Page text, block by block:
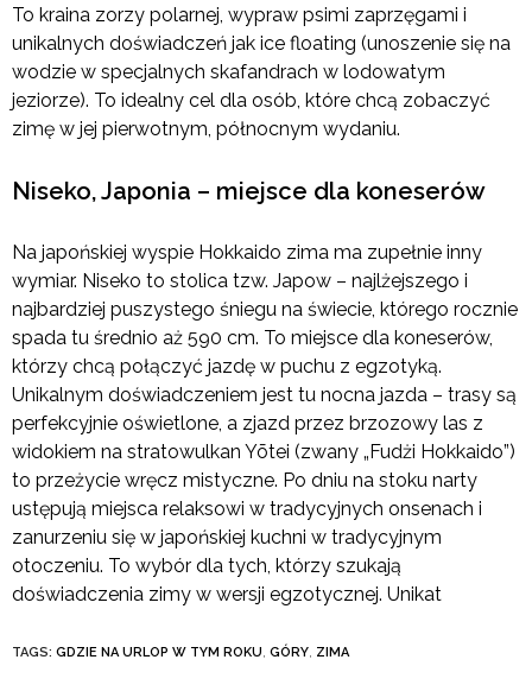
To kraina zorzy polarnej, wypraw psimi zaprzęgami i
unikalnych doświadczeń jak ice floating (unoszenie się na
wodzie w specjalnych skafandrach w lodowatym
jeziorze). To idealny cel dla osób, które chcą zobaczyć
zimę w jej pierwotnym, północnym wydaniu.
Niseko, Japonia – miejsce dla koneserów
Na japońskiej wyspie Hokkaido zima ma zupełnie inny
wymiar. Niseko to stolica tzw. Japow – najlżejszego i
najbardziej puszystego śniegu na świecie, którego rocznie
spada tu średnio aż 590 cm. To miejsce dla koneserów,
którzy chcą połączyć jazdę w puchu z egzotyką.
Unikalnym doświadczeniem jest tu nocna jazda – trasy są
perfekcyjnie oświetlone, a zjazd przez brzozowy las z
widokiem na stratowulkan Yōtei (zwany „Fudżi Hokkaido”)
to przeżycie wręcz mistyczne. Po dniu na stoku narty
ustępują miejsca relaksowi w tradycyjnych onsenach i
zanurzeniu się w japońskiej kuchni w tradycyjnym
otoczeniu. To wybór dla tych, którzy szukają
doświadczenia zimy w wersji egzotycznej. Unikat
TAGS: GDZIE NA URLOP W TYM ROKU, GÓRY, ZIMA